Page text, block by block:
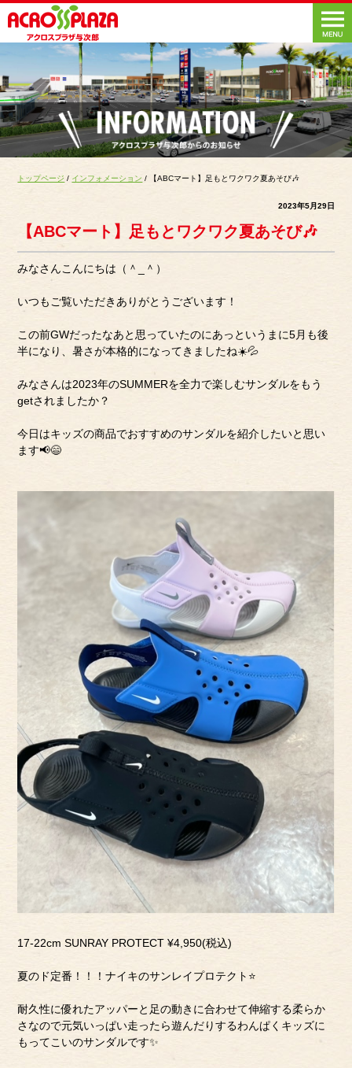
トップページ / インフォメーション / 【ABCマート】足もとワクワク夏あそび🎶
2023年5月29日
【ABCマート】足もとワクワク夏あそび🎶
みなさんこんにちは（＾_＾）
いつもご覧いただきありがとうございます！
この前GWだったなあと思っていたのにあっというまに5月も後
半になり、暑さが本格的になってきましたね☀️💦
みなさんは2023年のSUMMERを全力で楽しむサンダルをもう
getされましたか？
今日はキッズの商品でおすすめのサンダルを紹介したいと思い
ます📢😄
17-22cm SUNRAY PROTECT ¥4,950(税込)
夏のド定番！！！ナイキのサンレイプロテクト⭐️
耐久性に優れたアッパーと足の動きに合わせて伸縮する柔らか
さなので元気いっぱい走ったら遊んだりするわんぱくキッズに
もってこいのサンダルです✨